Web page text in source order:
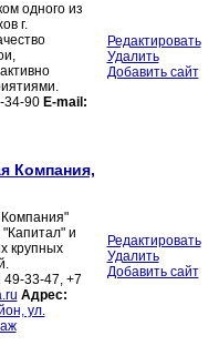
одного из
г.
34-90 E-mail:
Редактировать
Удалить
Добавить сайт
Компания,
и
крупных
49-33-47, +7
Адрес:
ул.
Редактировать
Удалить
Добавить сайт